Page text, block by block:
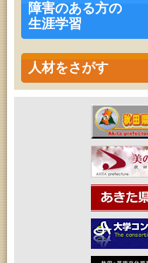
障害のある方の
生涯学習
人材をさがす